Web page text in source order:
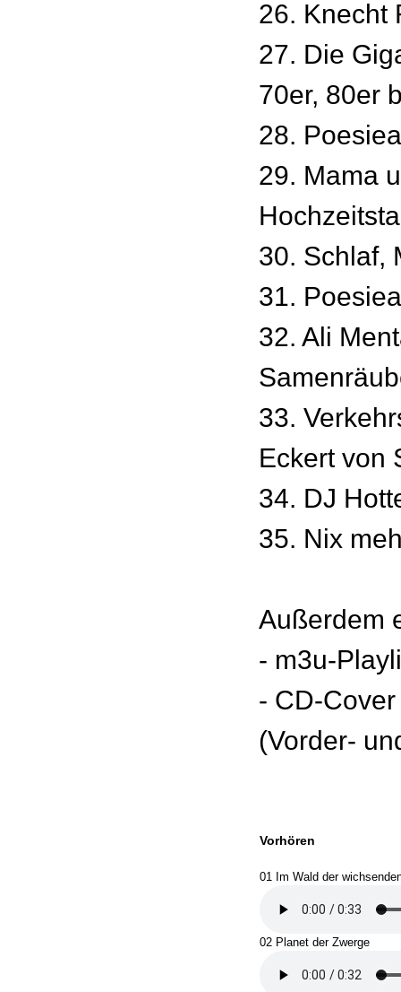
26. Knecht
27. Die
70er, 80er
28.
29. Mama
30. Schlaf,
31.
32. Ali
33.
Eckert von
34. DJ
35. Nix
Außerdem
- m3u-
- CD-
(Vorder-
Vorhören
01 Im Wald der
02 Planet der Zwerge